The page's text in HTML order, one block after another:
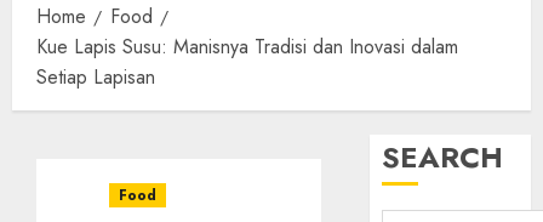
Home
Food
Kue Lapis Susu: Manisnya Tradisi dan Inovasi dalam
Setiap Lapisan
Food
SEARCH